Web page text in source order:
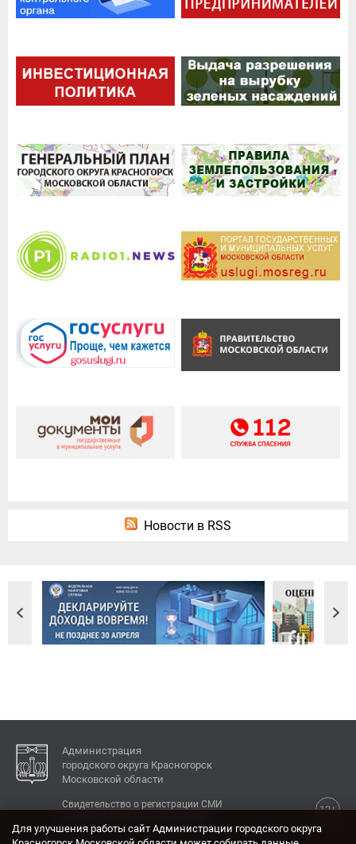
Новости в RSS
Администрация
городского округа Красногорск
Московской области
12+
Свидетельство о регистрации СМИ
Для улучшения работы сайт Администрации городского округа